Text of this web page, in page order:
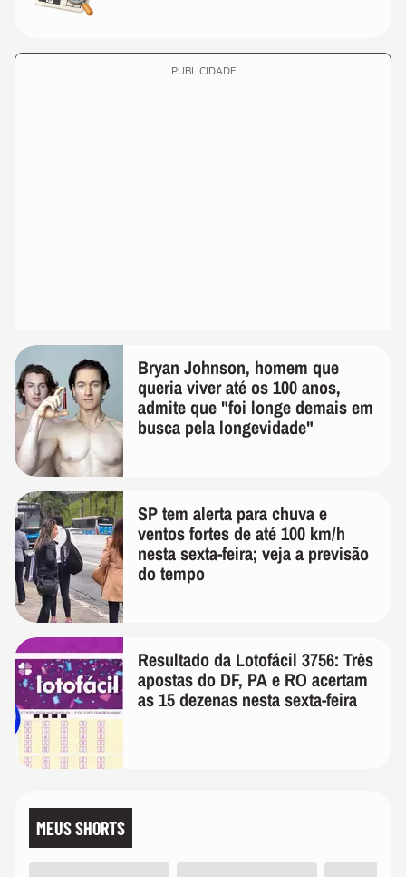
PUBLICIDADE
Bryan Johnson, homem que
queria viver até os 100 anos,
admite que "foi longe demais em
busca pela longevidade"
SP tem alerta para chuva e
ventos fortes de até 100 km/h
nesta sexta-feira; veja a previsão
do tempo
Resultado da Lotofácil 3756: Três
apostas do DF, PA e RO acertam
as 15 dezenas nesta sexta-feira
MEUS SHORTS